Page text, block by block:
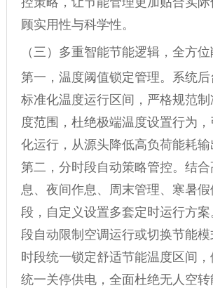
顾实用性与科学性。
（三）多重智能节能逻辑，全方
第一，温度阈值锁定管理。系统
标准化温度运行区间，严格规范
度范围，杜绝极端温度设置行为
化运行，从源头降低高负荷能耗输
第二，分时段自动策略管控。结
息、夜间作息、周末管理、寒暑
段，自定义设置多套定时运行方
段自动限制空调运行或切换节能
时段统一锁定舒适节能温度区间，
统一关停供电，全面杜绝无人空转